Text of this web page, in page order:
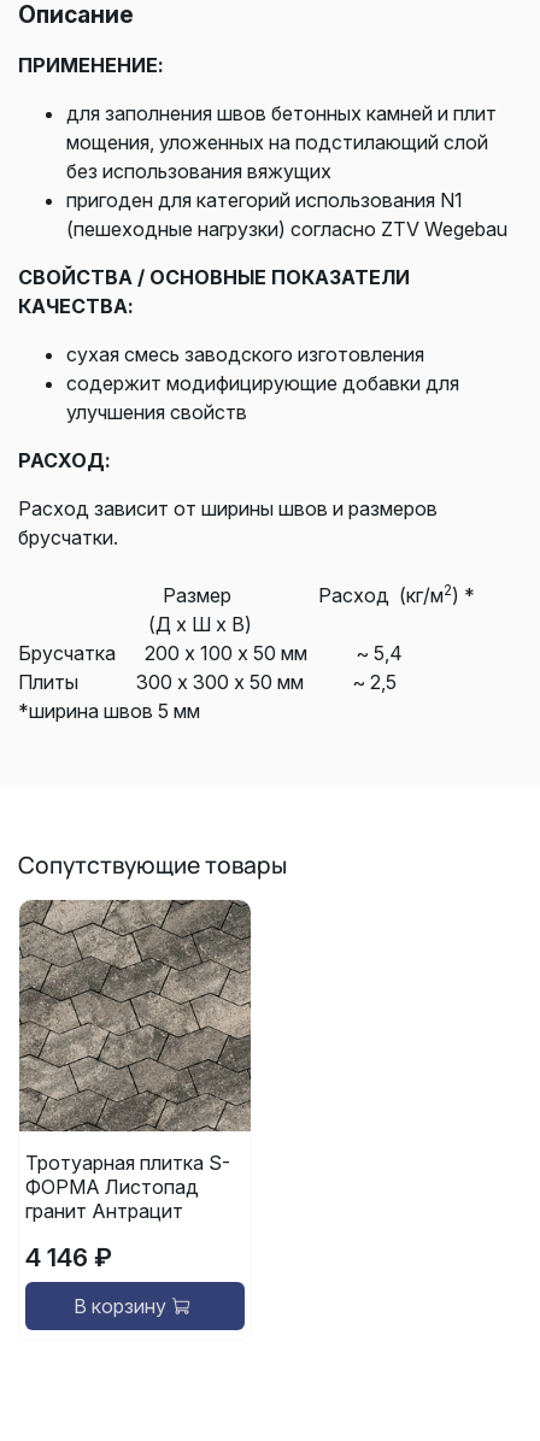
Описание
ПРИМЕНЕНИЕ:
для заполнения швов бетонных камней и плит
мощения, уложенных на подстилающий слой
без использования вяжущих
пригоден для категорий использования N1
(пешеходные нагрузки) согласно ZTV Wegebau
СВОЙСТВА / ОСНОВНЫЕ ПОКАЗАТЕЛИ
КАЧЕСТВА:
сухая смесь заводского изготовления
содержит модифицирующие добавки для
улучшения свойств
РАСХОД:
Расход зависит от ширины швов и размеров
брусчатки.
Размер Расход (кг/м2) *
(Д х Ш х В)
Брусчатка 200 х 100 х 50 мм ~ 5,4
Плиты 300 х 300 х 50 мм ~ 2,5
*ширина швов 5 мм
Сопутствующие товары
Тротуарная плитка S-
ФОРМА Листопад
гранит Антрацит
4 146 ₽
В корзину